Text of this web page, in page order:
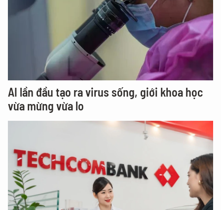
AI lần đầu tạo ra virus sống, giới khoa học
vừa mừng vừa lo